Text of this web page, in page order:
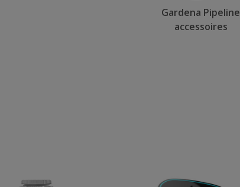
Gardena Pipeline
accessoires